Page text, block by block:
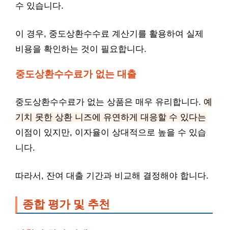
수 있습니다.
이 경우, 중도상환수수료 계산기를 활용하여 실제
비용을 확인하는 것이 필요합니다.
중도상환수수료가 없는 대출
중도상환수수료가 없는 상품은 매우 유리합니다. 예
기치 못한 상환 니즈에 유연하게 대응할 수 있다는
이점이 있지만, 이자율이 상대적으로 높을 수 있습
니다.
따라서, 잔여 대출 기간과 비교해 결정해야 합니다.
종합 평가 및 추천